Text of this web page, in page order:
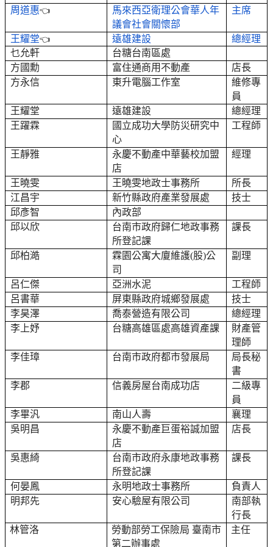
周道惠👈
馬來西亞衛理公會華人年
議會社會關懷部
主席
王耀堂👈 遠雄建設
總經理
乜允軒
台糖台南區處
方國勳
富住通商用不動產
店長
方永信
東升電腦工作室
維修專
員
王耀堂
遠雄建設
總經理
王躍霖
國立成功大學防災研究中
心
工程師
王靜雅 永慶不動產中華藝校加盟
店
經理
王曉雯 王曉雯地政士事務所
所長
江昌宇
新竹縣政府產業發展處
技士
邱彥智
內政部
邱以欣
台南市政府歸仁地政事務
所登記課
課長
邱柏澔
霖園公寓大廈維護(股)公
司
副理
呂仁傑 亞洲水泥
工程師
呂書華
屏東縣政府城鄉發展處
技士
李昊澤
喬泰營造有限公司
總經理
李上妤
台糖高雄區處高雄資產課
財產管
理師
李佳璋
台南市政府都市發展局
局長秘
書
李郡
信義房屋台南成功店
二級專
員
李畢汎
南山人壽
襄理
吳明昌
永慶不動產巨蛋裕誠加盟
店
店長
吳惠綺
台南市政府永康地政事務
所登記課
課長
何晏鳳 永明地政士事務所
負責人
明邦先
安心驗屋有限公司
南部執
行長
林管洛
勞動部勞工保險局 臺南市
第二辦事處
主任